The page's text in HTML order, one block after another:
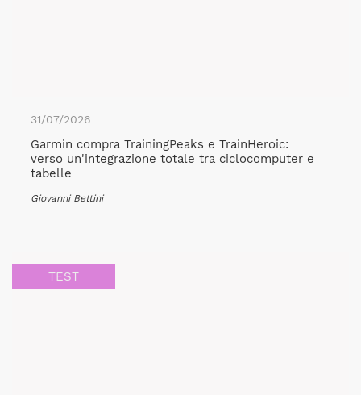
31/07/2026
Garmin compra TrainingPeaks e TrainHeroic:
verso un'integrazione totale tra ciclocomputer e
tabelle
Giovanni Bettini
TEST